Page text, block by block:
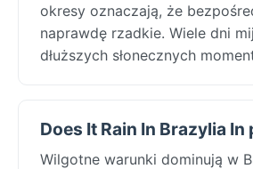
okresy oznaczają, że
naprawdę rzadkie. Wiele dni
dłuższych słonecznych
Does It Rain In Brazylia
Wilgotne warunki dominują w